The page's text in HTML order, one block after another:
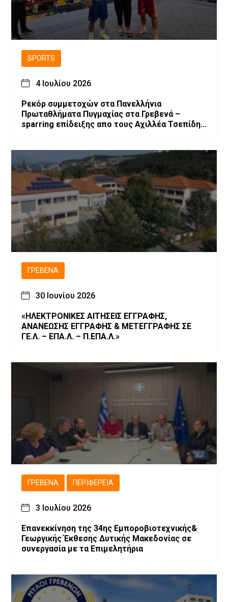
SPORTS
4 Ιουλίου 2026
Ρεκόρ συμμετοχών στα Πανελλήνια
Πρωταθλήματα Πυγμαχίας στα Γρεβενά –
sparring επίδειξης απο τους Αχιλλέα Τσεπίδη
ΓΡΕΒΕΝΆ
30 Ιουνίου 2026
«ΗΛΕΚΤΡΟΝΙΚΕΣ ΑΙΤΗΣΕΙΣ ΕΓΓΡΑΦΗΣ,
ΑΝΑΝΕΩΣΗΣ ΕΓΓΡΑΦΗΣ & ΜΕΤΕΓΓΡΑΦΗΣ ΣΕ
ΓΕ.Λ. – ΕΠΑ.Λ. – Π.ΕΠΑ.Λ.»
ΓΡΕΒΕΝΆ ΠΕΡΙΦΈΡΕΙΑ
3 Ιουλίου 2026
Επανεκκίνηση της 34ης Εμποροβιοτεχνικής&
Γεωργικής Έκθεσης Δυτικής Μακεδονίας σε
συνεργασία με τα Επιμελητήρια